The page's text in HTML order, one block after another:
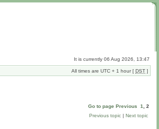
It is currently 06 Aug 2026, 13:47
All times are UTC + 1 hour [ DST ]
Go to page Previous 1
2
Previous topic | Next topic